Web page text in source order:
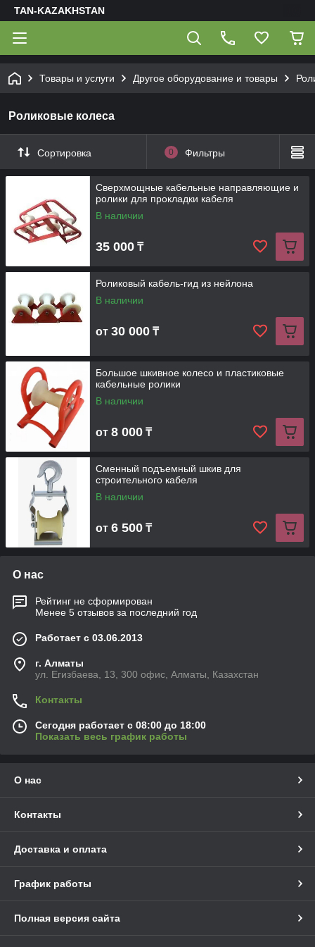
TAN-KAZAKHSTAN
Товары и услуги Другое оборудование и товары
Роликовые колеса
Сортировка 0 Фильтры
Сверхмощные кабельные направляющие и
ролики для прокладки кабеля
В наличии
35 000 ₸
Роликовый кабель-гид из нейлона
В наличии
от 30 000 ₸
Большое шкивное колесо и пластиковые
кабельные ролики
В наличии
от 8 000 ₸
Сменный подъемный шкив для
строительного кабеля
В наличии
от 6 500 ₸
О нас
Рейтинг не сформирован
Менее 5 отзывов за последний год
Работает с 03.06.2013
г. Алматы
ул. Егизбаева, 13, 300 офис, Алматы, Казахстан
Контакты
Сегодня работает с 08:00 до 18:00
Показать весь график работы
О нас
Контакты
Доставка и оплата
График работы
Полная версия сайта